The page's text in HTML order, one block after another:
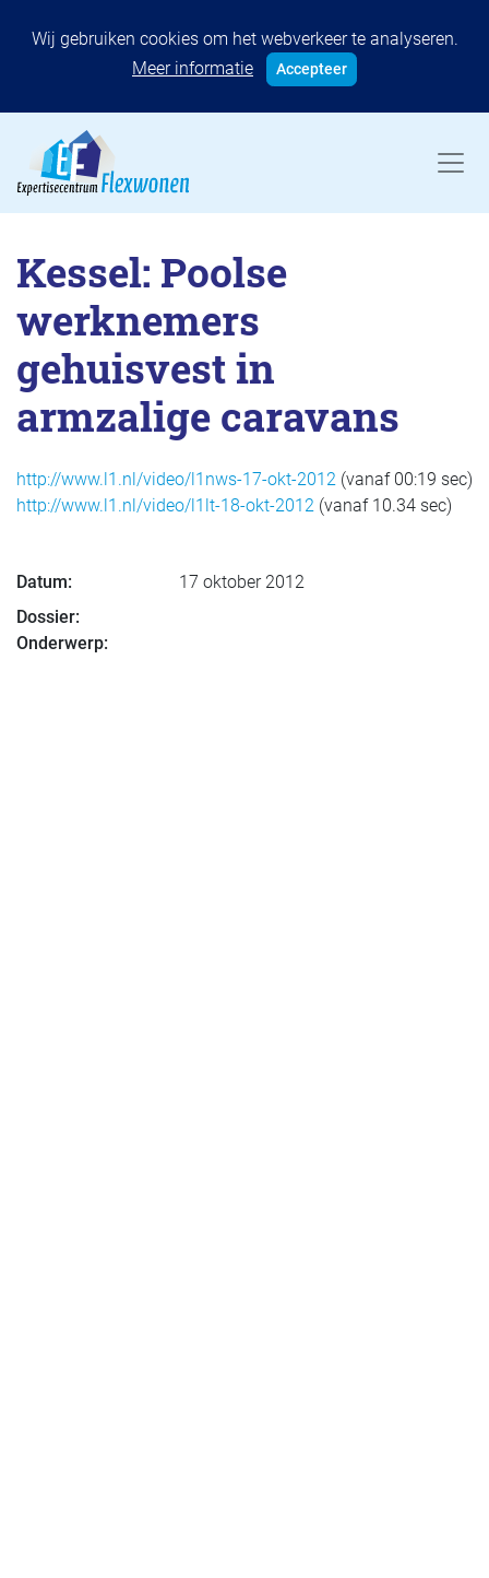
Wij gebruiken cookies om het webverkeer te analyseren.
Meer informatie
Accepteer
Kessel: Poolse
werknemers
gehuisvest in
armzalige caravans
http://www.l1.nl/video/l1nws-17-okt-2012 (vanaf 00:19 sec)
http://www.l1.nl/video/l1lt-18-okt-2012 (vanaf 10.34 sec)
Datum:
17 oktober 2012
Dossier:
Onderwerp: